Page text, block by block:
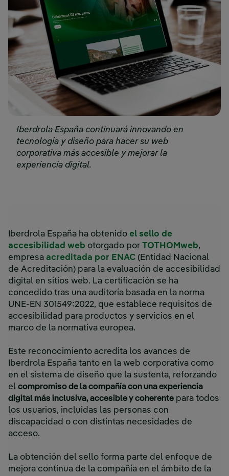
Iberdrola España continuará innovando en
tecnología y diseño para hacer su web
corporativa más accesible y mejorar la
experiencia digital.
Iberdrola España ha obtenido el sello de
accesibilidad web otorgado por TOTHOMweb,
empresa acreditada por ENAC (Entidad Nacional
de Acreditación) para la evaluación de accesibilidad
digital en sitios web. La certificación se ha
concedido tras una auditoría basada en la norma
UNE-EN 301549:2022, que establece requisitos de
accesibilidad para productos y servicios en el
marco de la normativa europea.
Este reconocimiento acredita los avances de
Iberdrola España tanto en la web corporativa como
en el sistema de diseño que la sustenta, reforzando
el compromiso de la compañía con una experiencia
digital más inclusiva, accesible y coherente para todos
los usuarios, incluidas las personas con
discapacidad o con distintas necesidades de
acceso.
La obtención del sello forma parte del enfoque de
mejora continua de la compañía en el ámbito de la